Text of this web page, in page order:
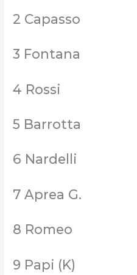
2 Capasso
3 Fontana
4 Rossi
5 Barrotta
6 Nardelli
7 Aprea G.
8 Romeo
9 Papi (K)